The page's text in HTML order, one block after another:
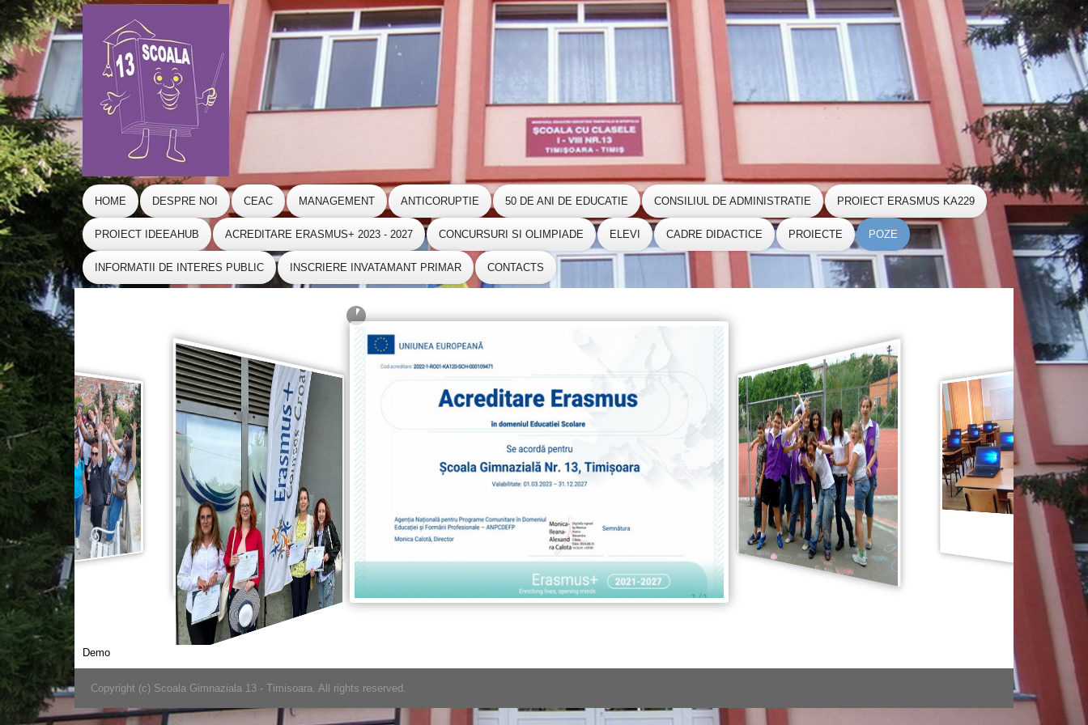
HOME DESPRE NOI CEAC MANAGEMENT ANTICORUPTIE 50 DE ANI DE EDUCATIE CONSILIUL DE ADMINISTRATIE PROIECT ERASMUS KA229
PROIECT IDEEAHUB ACREDITARE ERASMUS+ 2023 - 2027 CONCURSURI SI OLIMPIADE ELEVI CADRE DIDACTICE PROIECTE POZE
INFORMATII DE INTERES PUBLIC INSCRIERE INVATAMANT PRIMAR CONTACTS
Demo
Copyright (c) Scoala Gimnaziala 13 - Timisoara. All rights reserved.